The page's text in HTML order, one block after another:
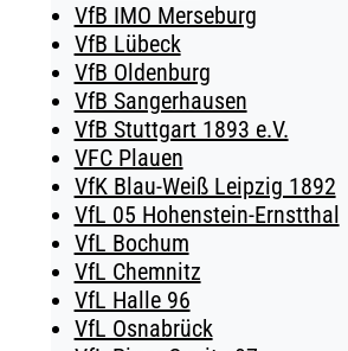
VfB IMO Merseburg
VfB Lübeck
VfB Oldenburg
VfB Sangerhausen
VfB Stuttgart 1893 e.V.
VFC Plauen
VfK Blau-Weiß Leipzig 1892
VfL 05 Hohenstein-Ernstthal
VfL Bochum
VfL Chemnitz
VfL Halle 96
VfL Osnabrück